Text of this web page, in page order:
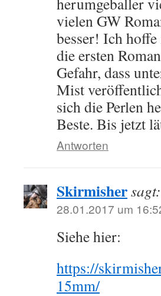
vielen GW
besser! Ich
die ersten
Gefahr, dass
Mist
sich die Perlen
Beste. Bis jetzt
Antworten
Skirmishersagt:
28.01.2017 um
Siehe hier:
https://
15mm/